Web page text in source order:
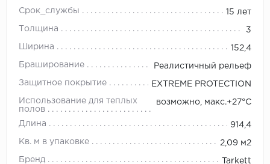
Срок_службы 15 лет
Толщина 3
Ширина 152,4
Браширование Реалистичный рельеф
Защитное покрытие EXTREME PROTECTION
Использование для теплых
полов
возможно, макс.+27°С
Длина 914,4
Кв. м в упаковке 2,09 м2
Бренд Tarkett